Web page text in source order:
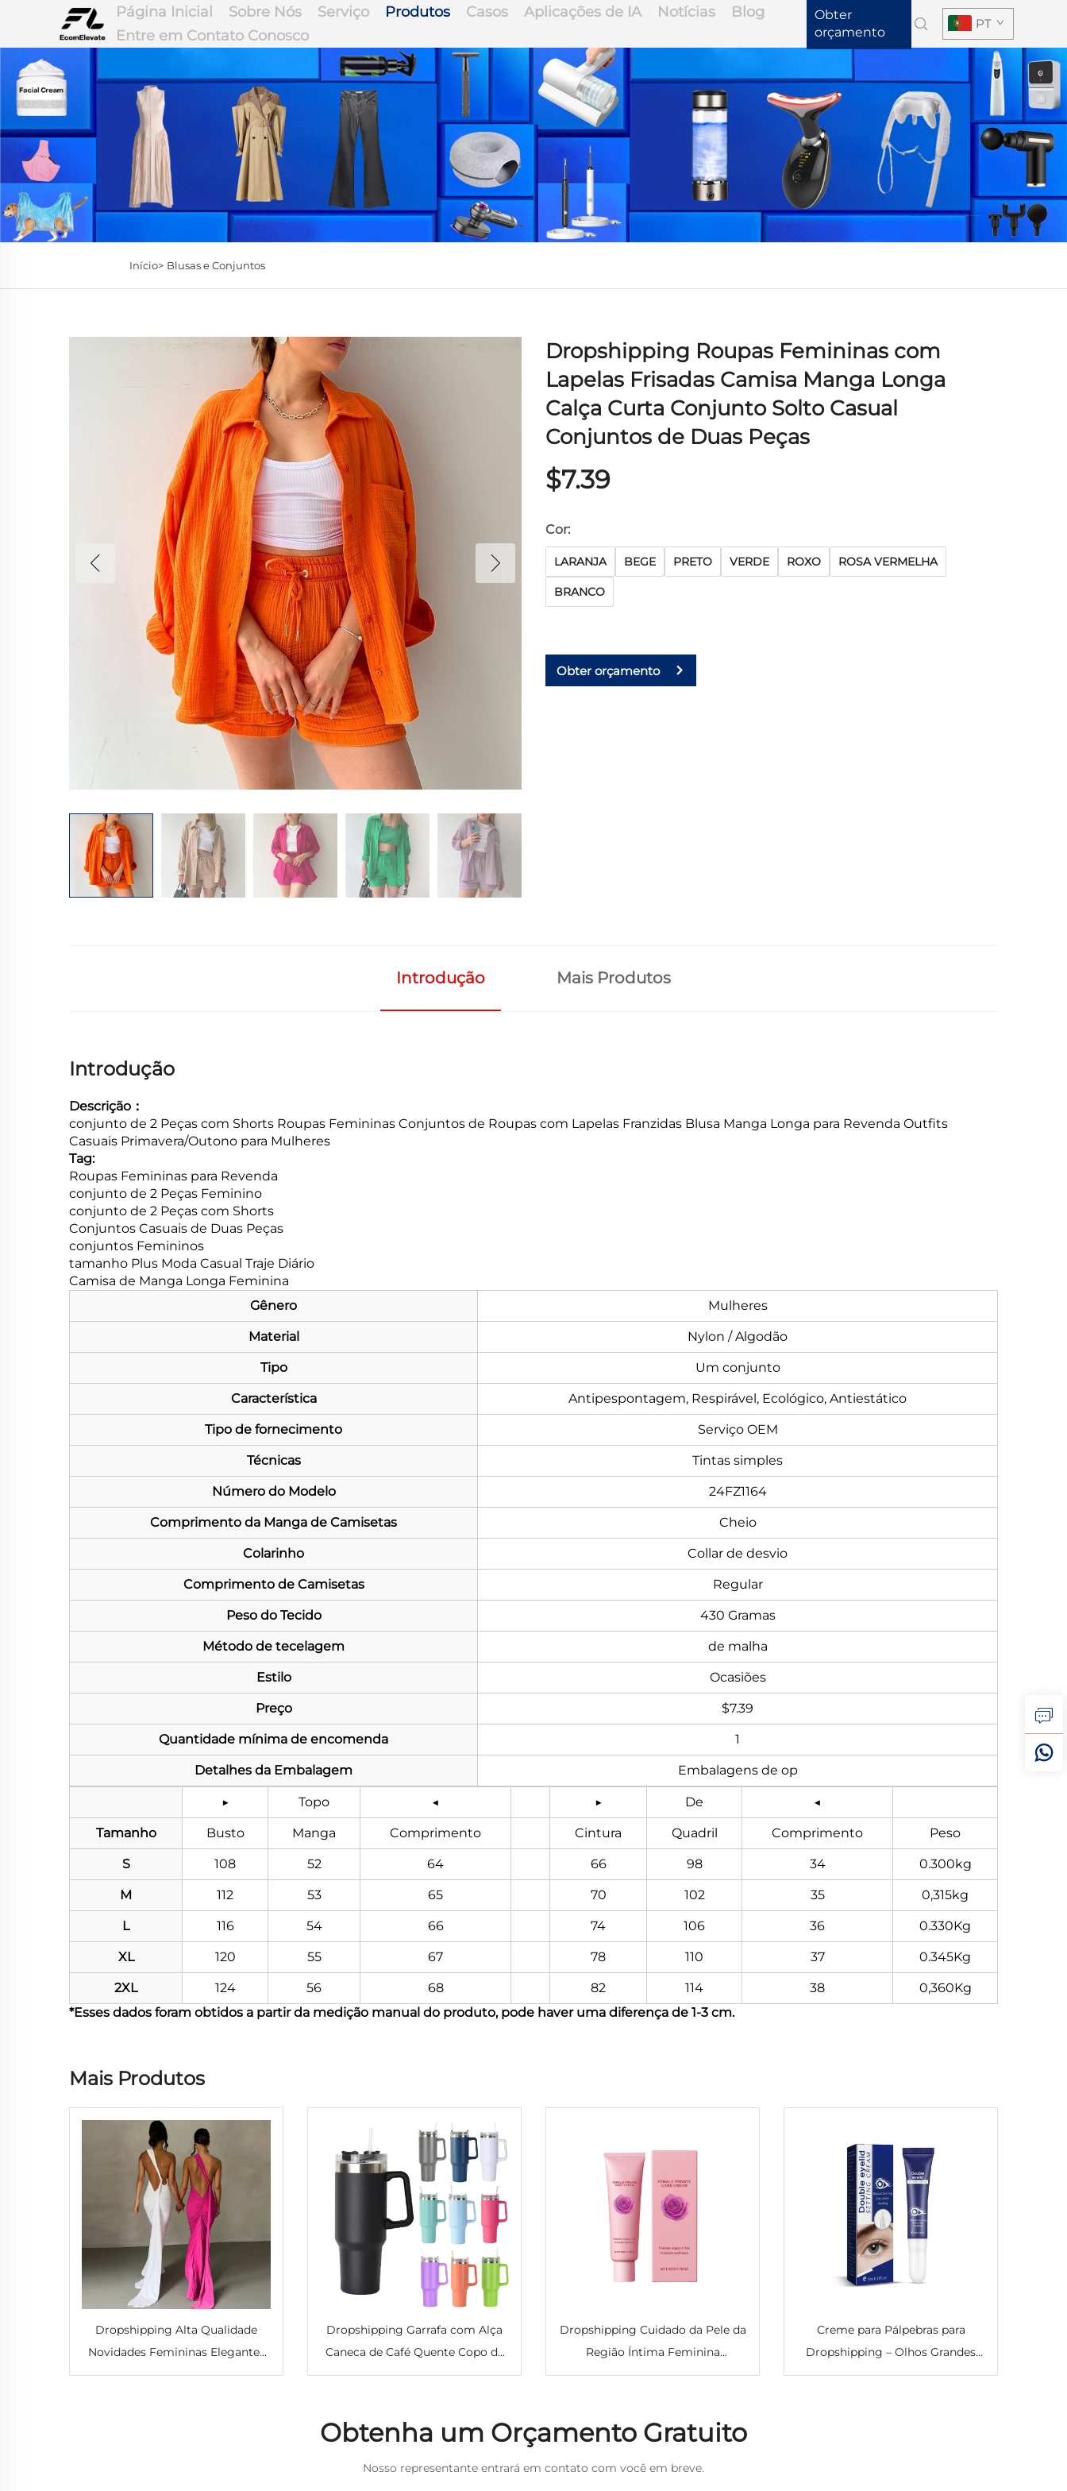
Página Inicial Sobre Nós Serviço Produtos Casos Aplicações de IA Notícias
Blog
Entre em Contato Conosco
Obter
orçamento
PT
Início> Blusas e Conjuntos
Dropshipping Roupas Femininas com
Lapelas Frisadas Camisa Manga Longa
Calça Curta Conjunto Solto Casual
Conjuntos de Duas Peças
$7.39
Cor:
LARANJA BEGE PRETO VERDE ROXO ROSA VERMELHA
BRANCO
Obter orçamento
Introdução Mais Produtos
Introdução
Descrição：
conjunto de 2 Peças com Shorts Roupas Femininas Conjuntos de Roupas com Lapelas Franzidas Blusa Manga Longa para Revenda Outfits
Casuais Primavera/Outono para Mulheres
Tag:
Roupas Femininas para Revenda
conjunto de 2 Peças Feminino
conjunto de 2 Peças com Shorts
Conjuntos Casuais de Duas Peças
conjuntos Femininos
tamanho Plus Moda Casual Traje Diário
Camisa de Manga Longa Feminina
Gênero
Mulheres
Material Nylon / Algodão
Tipo Um conjunto
Característica Antipespontagem, Respirável, Ecológico, Antiestático
Tipo de fornecimento Serviço OEM
Técnicas Tintas simples
Número do Modelo 24FZ1164
Comprimento da Manga de Camisetas Cheio
Colarinho Collar de desvio
Comprimento de Camisetas Regular
Peso do Tecido 430 Gramas
Método de tecelagem de malha
Estilo Ocasiões
Preço $7.39
Quantidade mínima de encomenda 1
Detalhes da Embalagem Embalagens de op
▶ Topo ◀ ▶ De ◀
Tamanho Busto Manga Comprimento Cintura Quadril Comprimento Peso
S 108 52 64 66 98 34 0.300kg
M 112 53 65 70 102 35 0,315kg
L 116 54 66 74 106 36 0.330Kg
XL 120 55 67 78 110 37 0.345Kg
2XL 124 56 68 82 114 38
0,360Kg
*Esses dados foram obtidos a partir da medição manual do produto, pode haver uma diferença de 1-3 cm.
Mais Produtos
Dropshipping Alta Qualidade
Novidades Femininas Elegantes
para Festa e Noite Vestido Sexy
Dropshipping Garrafa com Alça
Caneca de Café Quente Copo de
Aço Inoxidável Térmico com
Copo Portátil
Dropshipping Cuidado da Pele da
Região Íntima Feminina
Hidratante de Longa Duração
Sensível Creme para a Pele
Creme para Pálpebras para
Dropshipping – Olhos Grandes
Naturais, Suave e de Secagem
Obtenha um Orçamento Gratuito
Nosso representante entrará em contato com você em breve.